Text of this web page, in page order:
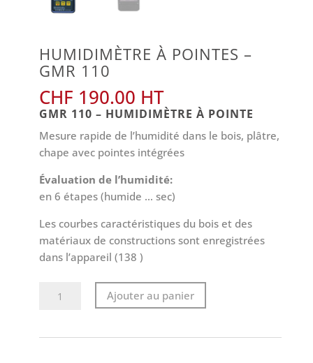
HUMIDIMÈTRE À POINTES –
GMR 110
CHF 190.00
GMR 110 – HUMIDIMÈTRE À POINTE
Mesure rapide de l’humidité dans le bois, plâtre,
chape avec pointes intégrées
Évaluation de l’humidité:
en 6 étapes (humide … sec)
Les courbes caractéristiques du bois et des
matériaux de constructions sont enregistrées
dans l’appareil (138 )
quantité
à
Ajouter au panier